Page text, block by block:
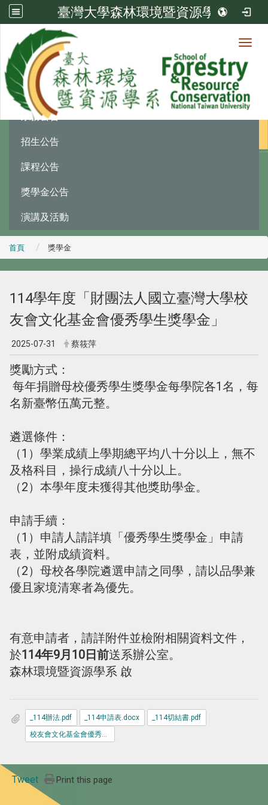
臺灣大學森林環境暨資源學系
最新消息
系務公告
招生公告
課程公告
獎學金公告
演講及活動
首頁 獎學金
114學年度「財團法人國立臺灣大學校
友會文化基金會優秀學生獎學金」
2025-07-31 蔡筱萍
獎勵方式：
每年捐贈母校優秀學生獎學金每學院各1名，每
名新臺幣伍萬元整。
遴選條件：
（1）學業成績上學期總平均八十分以上，無不
及格科目，操行成績八十分以上。
（2）本學年度未獲得其他獎助學金。
申請手續：
（1）申請人請詳填「優秀學生獎學金」申請
表，並附成績資料。
（2）母校各學院遴選申請之同學，請以品學兼
優且家境清寒者為優先。
有意申請者，請詳附件並檢附相關資料文件，
於114年9月10日前送系辦公室。
森林環境暨資源學系 啟
_114辦法.pdf _114申請表.docx
_114切結書.pdf
Tweet Print this page